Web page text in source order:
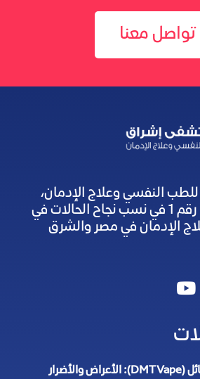
تواصل معنا
النفسي وعلاج الإدمان،
تعتبر المستشفى رقم 1 في نسب نجاح الحالات في
الإدمان في مصر والشرق
مخدر الفيل الأزرق السائل (DMT Vape): الأعراض والأضرار